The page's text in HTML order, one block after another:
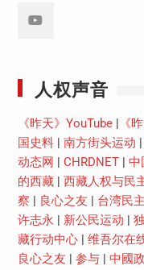
人权声音
《昨天》YouTube| 《
国史料| 南方街头运动 |
动态网 | CHRDNET| 中
的西藏| 西藏人权与民
察 | 良心之友 | 台湾民
许志永 | 新公民运动 |
藏行动中心| 维吾尔在
良心之友 | 参与| 中國